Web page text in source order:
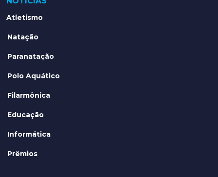
Atletismo
Natação
Paranatação
Polo Aquático
Filarmônica
Educação
Informática
Prêmios